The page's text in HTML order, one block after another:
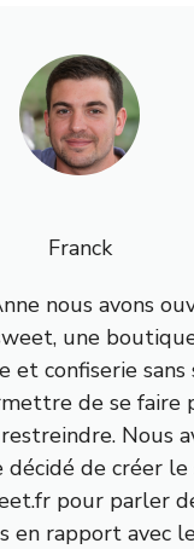
Franck
nous avons
une
et confiserie sans
de se faire
Nous
décidé de créer le
pour parler
en rapport avec